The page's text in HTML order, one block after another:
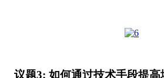
议题3: 如何通过技术手段提高